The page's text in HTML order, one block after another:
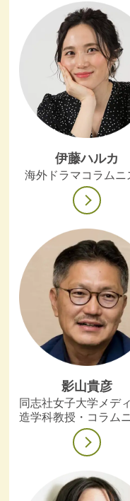
伊藤ハルカ
海外ドラマコラムニ
影山貴彦
同志社女子大学メデ
造学科教授・コラム